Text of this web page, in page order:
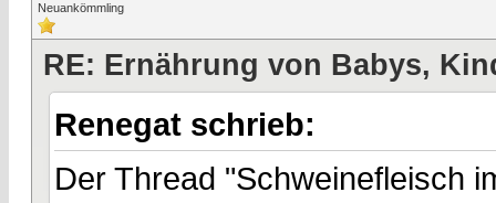
Neuankömmling
RE: Ernährung von Babys,
Renegat schrieb:
Der Thread "Schweinefleisch